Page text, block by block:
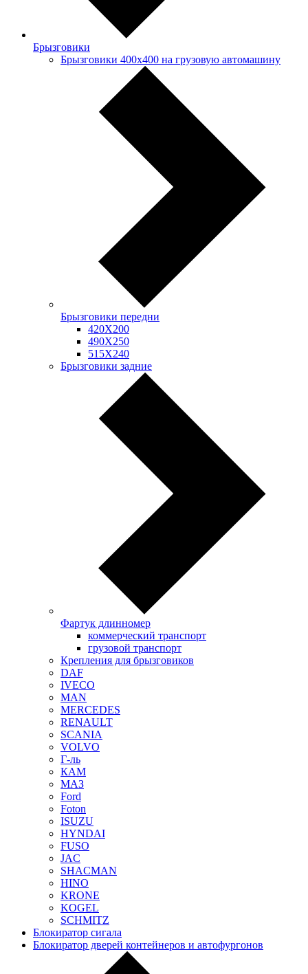
Брызговики
Брызговики 400х400 на грузовую автомашину
Брызговики передни
420Х200
490Х250
515Х240
Брызговики задние
Фартук длинномер
коммерческий транспорт
грузовой транспорт
Крепления для брызговиков
DAF
IVECO
MAN
MERCEDES
RENAULT
SCANIA
VOLVO
Г-ль
КАМ
МАЗ
Ford
Foton
ISUZU
HYNDAI
FUSO
JAC
SHACMAN
HINO
KRONE
KOGEL
SCHMITZ
Блокиратор сигала
Блокиратор дверей контейнеров и автофургонов